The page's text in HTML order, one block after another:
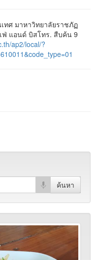
ทศ มาหาวิทยาลัยราชภัฏ
ฟ่ แอนด์ บิสโทร. สืบค้น 9
ap2/local/?